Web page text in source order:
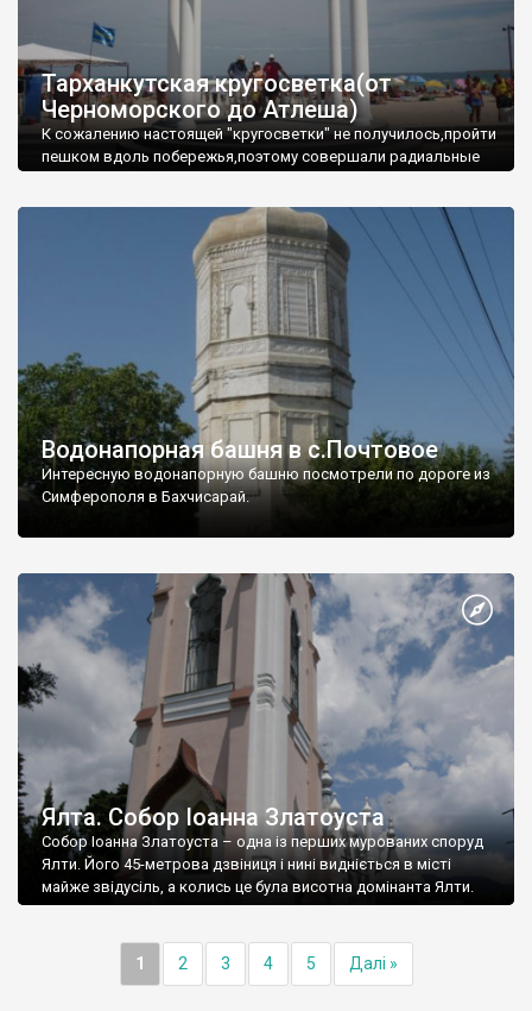
Тарханкутская кругосветка(от
Черноморского до Атлеша)
К сожалению настоящей "кругосветки" не получилось,пройти
пешком вдоль побережья,поэтому совершали радиальные
Водонапорная башня в с.Почтовое
Интересную водонапорную башню посмотрели по дороге из
Симферополя в Бахчисарай.
Ялта. Собор Іоанна Златоуста
Собор Іоанна Златоуста – одна із перших мурованих споруд
Ялти. Його 45-метрова дзвіниця і нині видніється в місті
майже звідусіль, а колись це була висотна домінанта Ялти.
1 2 3 4 5 Далі »